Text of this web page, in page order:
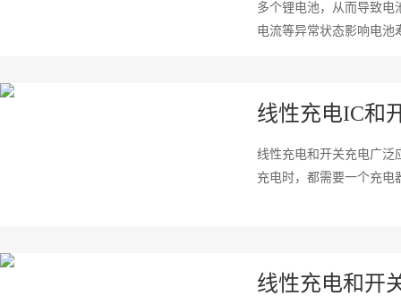
多个锂电池，从而导致电
电流等异常状态影响电池
线性充电IC和
线性充电和开关充电广泛
充电时，都需要一个充电
线性充电和开